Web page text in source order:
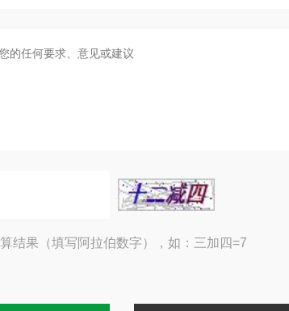
结果（填写阿拉伯数字），如：三加四=7